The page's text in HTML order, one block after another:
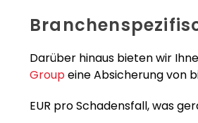
Darüber hinaus bieten wir
Groupeine Absicherung von
EUR pro Schadensfall, was